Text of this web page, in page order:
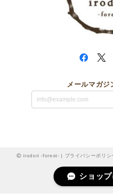
メールマガジ
irodori -forest- | プライバシーポリシ
ショッ